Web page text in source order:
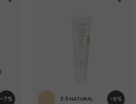
-7% -6%
2.0 NATURAL